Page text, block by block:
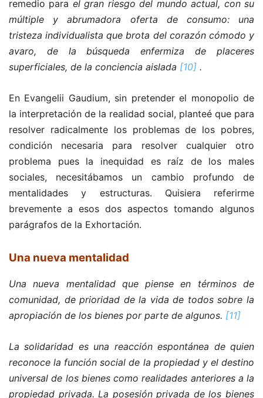
remedio para el gran riesgo del mundo actual, con su
múltiple y abrumadora oferta de consumo: una
tristeza individualista que brota del corazón cómodo y
avaro, de la búsqueda enfermiza de placeres
superficiales, de la conciencia aislada [10] .
En Evangelii Gaudium, sin pretender el monopolio de
la interpretación de la realidad social, planteé que para
resolver radicalmente los problemas de los pobres,
condición necesaria para resolver cualquier otro
problema pues la inequidad es raíz de los males
sociales, necesitábamos un cambio profundo de
mentalidades y estructuras. Quisiera referirme
brevemente a esos dos aspectos tomando algunos
parágrafos de la Exhortación.
Una nueva mentalidad
Una nueva mentalidad que piense en términos de
comunidad, de prioridad de la vida de todos sobre la
apropiación de los bienes por parte de algunos. [11]
La solidaridad es una reacción espontánea de quien
reconoce la función social de la propiedad y el destino
universal de los bienes como realidades anteriores a la
propiedad privada. La posesión privada de los bienes